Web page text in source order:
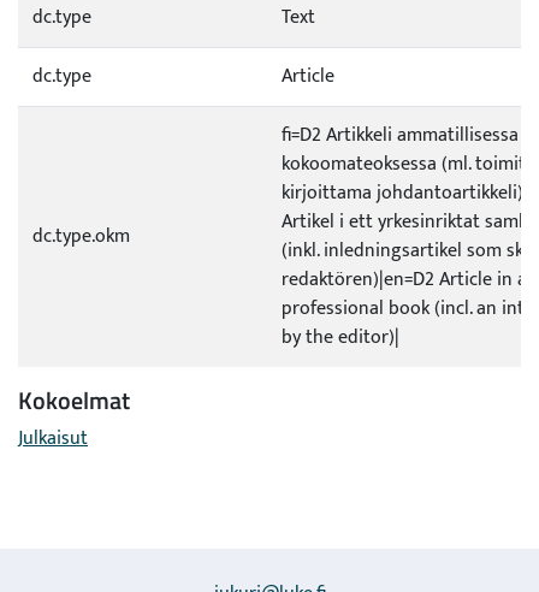
dc.type
Text
dc.type
Article
dc.type.okm
fi=D2 Artikkeli ammatillisessa
kokoomateoksessa (ml.
kirjoittama
Artikel i ett yrkesinriktat
(inkl. inledningsartikel som
redaktören)|en=D2 Article in a
professional book (incl. an
by the editor)|
Kokoelmat
Julkaisut